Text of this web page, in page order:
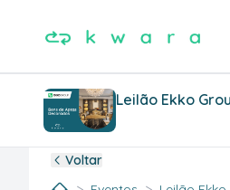
Leilão Ekko
Voltar